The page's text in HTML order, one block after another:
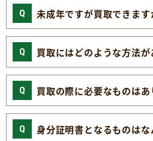
未成年ですが買取できます
買取にはどのような方法が
買取の際に必要なものはあ
身分証明書となるものはな